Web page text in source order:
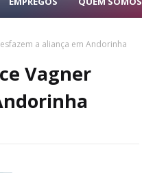
a aliança em Andorinha
Vagner